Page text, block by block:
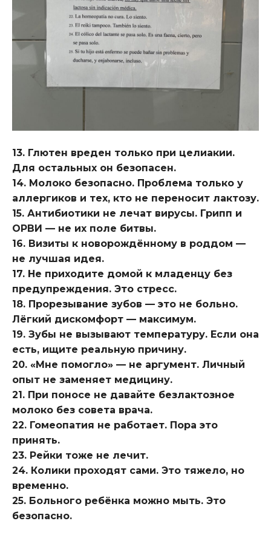
13. Глютен вреден только при целиакии.
Для остальных он безопасен.
14. Молоко безопасно. Проблема только у
аллергиков и тех, кто не переносит лактозу.
15. Антибиотики не лечат вирусы. Грипп и
ОРВИ — не их поле битвы.
16. Визиты к новорождённому в роддом —
не лучшая идея.
17. Не приходите домой к младенцу без
предупреждения. Это стресс.
18. Прорезывание зубов — это не больно.
Лёгкий дискомфорт — максимум.
19. Зубы не вызывают температуру. Если она
есть, ищите реальную причину.
20. «Мне помогло» — не аргумент. Личный
опыт не заменяет медицину.
21. При поносе не давайте безлактозное
молоко без совета врача.
22. Гомеопатия не работает. Пора это
принять.
23. Рейки тоже не лечит.
24. Колики проходят сами. Это тяжело, но
временно.
25. Больного ребёнка можно мыть. Это
безопасно.